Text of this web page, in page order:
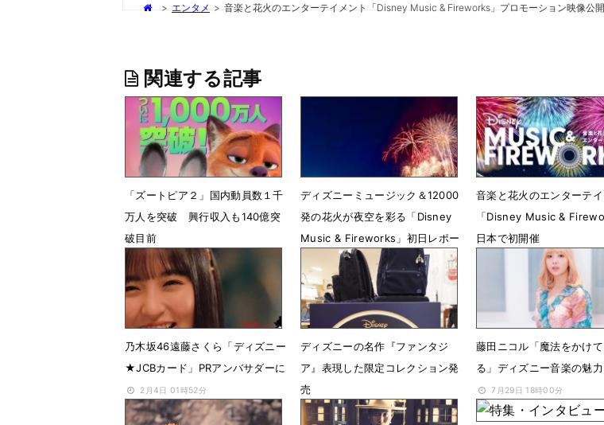
> エンタメ > 音楽と花火のエンターテイメント「Disney Music & Fireworks」プロモーション映像公開
関連する記事
「ズートピア２」国内動員数１千
万人を突破 興行収入も140億突
破目前
1月28日 19時22分
ディズニーミュージック＆12000
発の花火が夜空を彩る「Disney
Music & Fireworks」初日レポー
6月5日 23時06分
音楽と花火のエンターテイ
「Disney Music &
日本で初開催
3月2日 22時02分
乃木坂46遠藤さくら「ディズニー
★JCBカード」PRアンバサダーに
2月4日 01時52分
ディズニーの名作『ファンタジ
ア』表現した限定コレクション発
売
2月3日 14時57分
藤田ニコル「魔法をかけ
る」ディズニー音楽の魅
7月29日 18時00分